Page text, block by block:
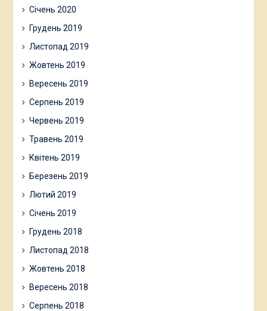
Січень 2020
Грудень 2019
Листопад 2019
Жовтень 2019
Вересень 2019
Серпень 2019
Червень 2019
Травень 2019
Квітень 2019
Березень 2019
Лютий 2019
Січень 2019
Грудень 2018
Листопад 2018
Жовтень 2018
Вересень 2018
Серпень 2018